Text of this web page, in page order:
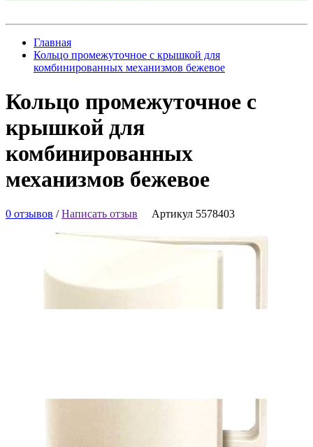
Главная
Кольцо промежуточное с крышкой для
комбинированных механизмов бежевое
Кольцо промежуточное с
крышкой для
комбинированных
механизмов бежевое
0 отзывов /Написать отзыв Артикул 5578403